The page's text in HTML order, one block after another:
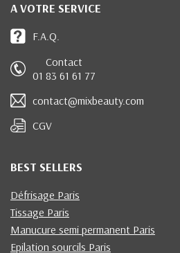
A VOTRE SERVICE
F.A.Q.
Contact
01 83 61 61 77
contact@mixbeauty.com
CGV
BEST SELLERS
Défrisage Paris
Tissage Paris
Manucure semi permanent Paris
Epilation sourcils Paris